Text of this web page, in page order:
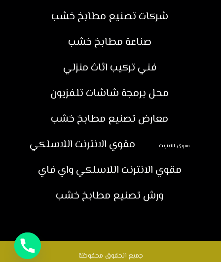
شركات تصنيع مطابخ خشب
صناعة مطابخ خشب
فني تركيب اثاث منزلي
محل برمجة شاشات تلفزيون
معارض تصنيع مطابخ خشب
مقوي الانترنت
مقوي الانترنت اللاسلكي
مقوي الانترنت اللاسلكي واي فاي
ورش تصنيع مطابخ خشب
جميع الحقوق محفوظة